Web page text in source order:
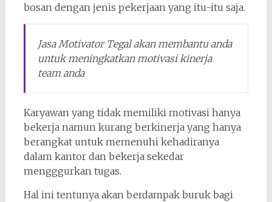
bosan dengan jenis pekerjaan yang itu-itu saja.
Jasa Motivator Tegal akan membantu anda
untuk meningkatkan motivasi kinerja
team anda
Karyawan yang tidak memiliki motivasi hanya
bekerja namun kurang berkinerja yang hanya
berangkat untuk memenuhi kehadiranya
dalam kantor dan bekerja sekedar
mengggurkan tugas.
Hal ini tentunya akan berdampak buruk bagi